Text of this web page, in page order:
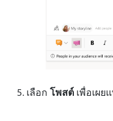
เลือก โพสต์ เพื่อเผย